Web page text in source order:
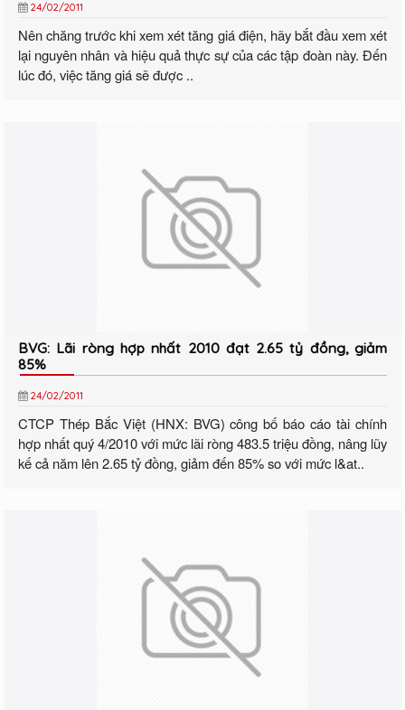
24/02/2011
Nên chăng trước khi xem xét tăng giá điện, hãy bắt đầu xem xét
lại nguyên nhân và hiệu quả thực sự của các tập đoàn này. Đến
lúc đó, việc tăng giá sẽ được ..
BVG: Lãi ròng hợp nhất 2010 đạt 2.65 tỷ đồng, giảm
85%
24/02/2011
CTCP Thép Bắc Việt (HNX: BVG) công bố báo cáo tài chính
hợp nhất quý 4/2010 với mức lãi ròng 483.5 triệu đồng, nâng lũy
kế cả năm lên 2.65 tỷ đồng, giảm đến 85% so với mức l&at..